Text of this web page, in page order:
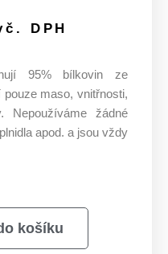
DPH
95% bílkovin ze
maso, vnitřnosti,
Nepoužíváme žádné
apod. a jsou vždy
košíku